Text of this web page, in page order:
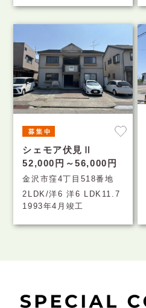
シェモア伏見Ⅱ
52,000円～56,000円
金沢市窪4丁目518番地
2LDK/洋6 洋6 LDK11.7
1993年4月竣工